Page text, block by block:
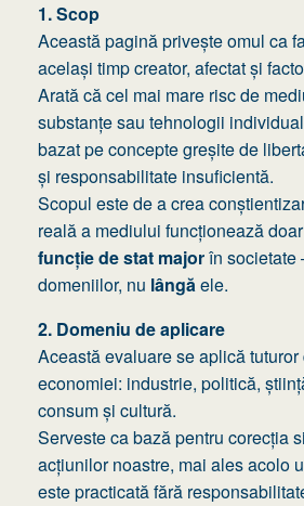
1. Scop
Această pagină privește omul ca
același timp creator, afectat și
Arată că cel mai mare risc de
substanțe sau tehnologii
bazat pe concepte greșite de
și responsabilitate insuficientă.
Scopul este de a crea
reală a mediului funcționează
funcție de stat majorîn societate
domeniilor, nu lângăele.
2. Domeniu de aplicare
Această evaluare se aplică
economiei: industrie, politică,
consum și cultură.
Serveste ca bază pentru corecția
acțiunilor noastre, mai ales acolo
este practicată fără